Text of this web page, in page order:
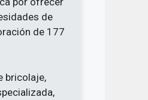
de
de 177
bricolaje,